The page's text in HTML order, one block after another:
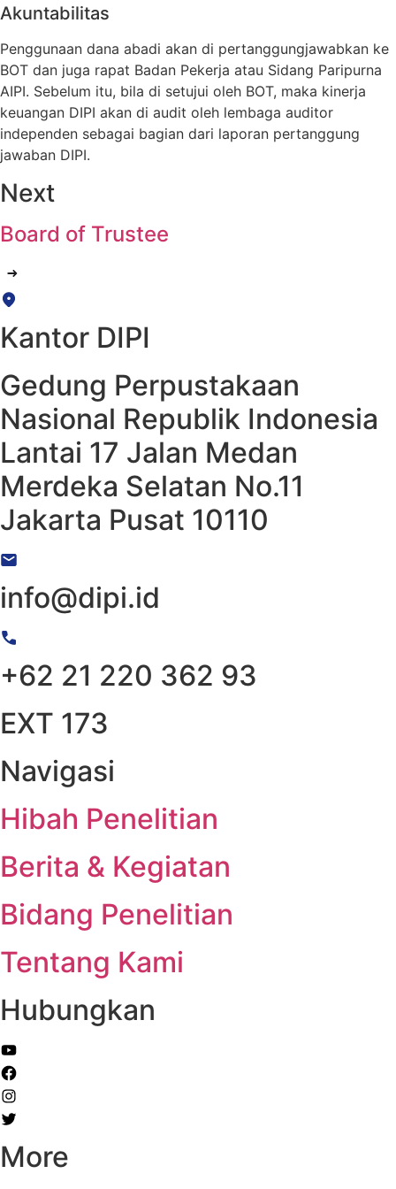
Akuntabilitas
Penggunaan dana abadi akan di pertanggungjawabkan ke
BOT dan juga rapat Badan Pekerja atau Sidang Paripurna
AIPI. Sebelum itu, bila di setujui oleh BOT, maka kinerja
keuangan DIPI akan di audit oleh lembaga auditor
independen sebagai bagian dari laporan pertanggung
jawaban DIPI.
Next
Board of Trustee
Kantor DIPI
Gedung Perpustakaan
Nasional Republik Indonesia
Lantai 17 Jalan Medan
Merdeka Selatan No.11
Jakarta Pusat 10110
info@dipi.id
+62 21 220 362 93
EXT 173
Navigasi
Hibah Penelitian
Berita & Kegiatan
Bidang Penelitian
Tentang Kami
Hubungkan
More